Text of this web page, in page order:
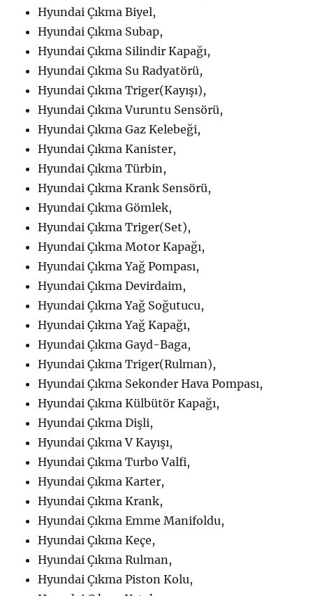
Hyundai Çıkma Biyel,
Hyundai Çıkma Subap,
Hyundai Çıkma Silindir Kapağı,
Hyundai Çıkma Su Radyatörü,
Hyundai Çıkma Triger(Kayışı),
Hyundai Çıkma Vuruntu Sensörü,
Hyundai Çıkma Gaz Kelebeği,
Hyundai Çıkma Kanister,
Hyundai Çıkma Türbin,
Hyundai Çıkma Krank Sensörü,
Hyundai Çıkma Gömlek,
Hyundai Çıkma Triger(Set),
Hyundai Çıkma Motor Kapağı,
Hyundai Çıkma Yağ Pompası,
Hyundai Çıkma Devirdaim,
Hyundai Çıkma Yağ Soğutucu,
Hyundai Çıkma Yağ Kapağı,
Hyundai Çıkma Gayd-Baga,
Hyundai Çıkma Triger(Rulman),
Hyundai Çıkma Sekonder Hava Pompası,
Hyundai Çıkma Külbütör Kapağı,
Hyundai Çıkma Dişli,
Hyundai Çıkma V Kayışı,
Hyundai Çıkma Turbo Valfi,
Hyundai Çıkma Karter,
Hyundai Çıkma Krank,
Hyundai Çıkma Emme Manifoldu,
Hyundai Çıkma Keçe,
Hyundai Çıkma Rulman,
Hyundai Çıkma Piston Kolu,